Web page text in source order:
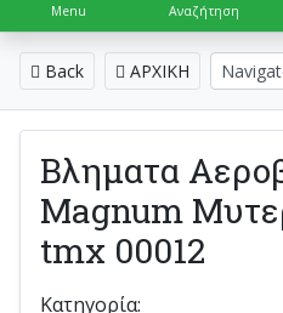
Menu Αναζήτηση
Back ΑΡΧΙΚΗ
Βληματα
Magnum
tmx 00012
Κατηγορία: